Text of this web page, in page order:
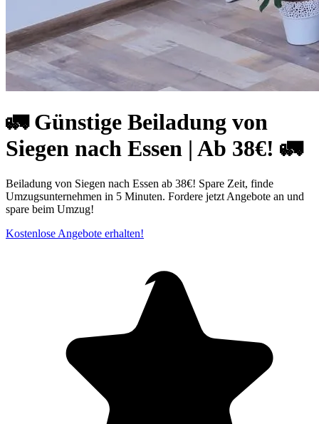
🚛 Günstige Beiladung von
Siegen nach Essen | Ab 38€! 🚛
Beiladung von Siegen nach Essen ab 38€! Spare Zeit, finde
Umzugsunternehmen in 5 Minuten. Fordere jetzt Angebote an und
spare beim Umzug!
Kostenlose Angebote erhalten!